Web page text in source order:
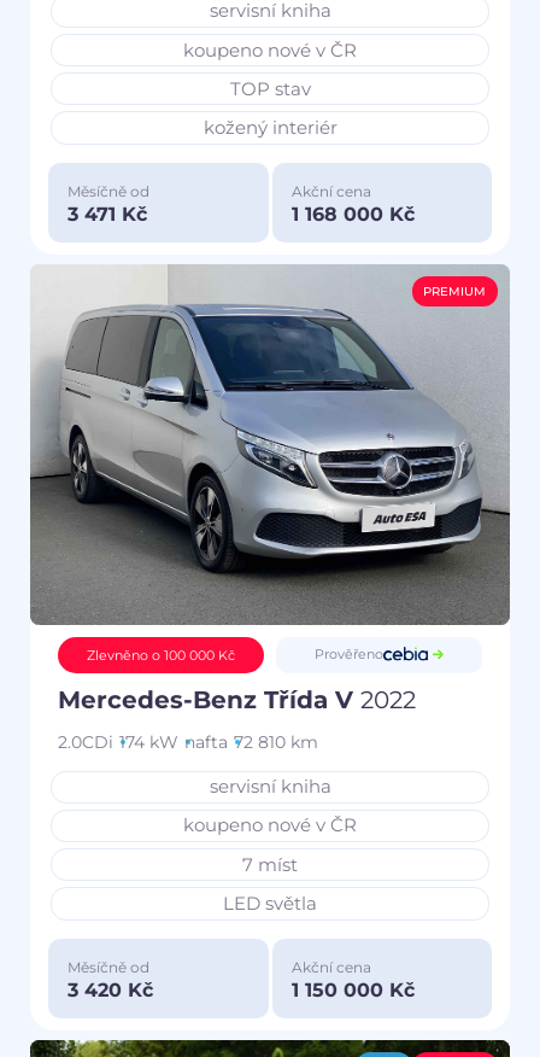
servisní kniha
koupeno nové v ČR
TOP stav
kožený interiér
Měsíčně od
3 471 Kč
Akční cena
1 168 000 Kč
PREMIUM
Zlevněno o 100 000 Kč Prověřeno
Mercedes-Benz Třída V 2022
2.0CDi 174 kW nafta 72 810 km
servisní kniha
koupeno nové v ČR
7 míst
LED světla
Měsíčně od
3 420 Kč
Akční cena
1 150 000 Kč